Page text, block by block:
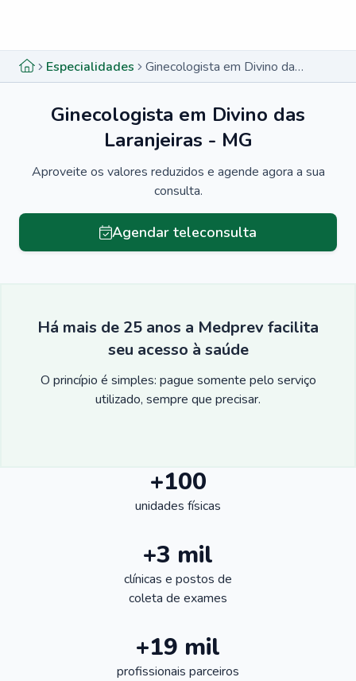
Especialidades Ginecologista em Divino das Laranjeiras - MG
Ginecologista em Divino das
Laranjeiras - MG
Aproveite os valores reduzidos e agende agora a sua
consulta.
Agendar teleconsulta
Há mais de 25 anos a Medprev facilita
seu acesso à saúde
O princípio é simples: pague somente pelo serviço
utilizado, sempre que precisar.
+100
unidades físicas
+3 mil
clínicas e postos de
coleta de exames
+19 mil
profissionais parceiros